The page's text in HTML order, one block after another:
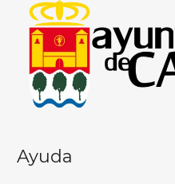
Ayuda